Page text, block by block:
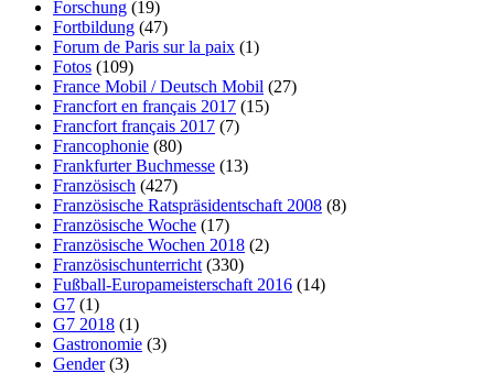
Forschung (19)
Fortbildung (47)
Forum de Paris sur la paix (1)
Fotos (109)
France Mobil / Deutsch Mobil (27)
Francfort en français 2017 (15)
Francfort français 2017 (7)
Francophonie (80)
Frankfurter Buchmesse (13)
Französisch (427)
Französische Ratspräsidentschaft 2008 (8)
Französische Woche (17)
Französische Wochen 2018 (2)
Französischunterricht (330)
Fußball-Europameisterschaft 2016 (14)
G7 (1)
G7 2018 (1)
Gastronomie (3)
Gender(3)